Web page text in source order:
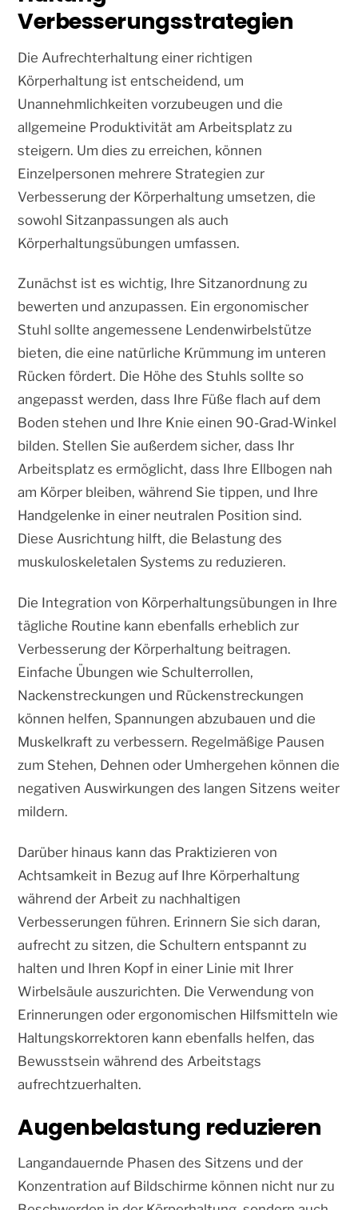
Verbesserungsstrategien
Die Aufrechterhaltung einer richtigen
Körperhaltung ist entscheidend, um
Unannehmlichkeiten vorzubeugen und die
allgemeine Produktivität am Arbeitsplatz zu
steigern. Um dies zu erreichen, können
Einzelpersonen mehrere Strategien zur
Verbesserung der Körperhaltung umsetzen, die
sowohl Sitzanpassungen als auch
Körperhaltungsübungen umfassen.
Zunächst ist es wichtig, Ihre Sitzanordnung zu
bewerten und anzupassen. Ein ergonomischer
Stuhl sollte angemessene Lendenwirbelstütze
bieten, die eine natürliche Krümmung im unteren
Rücken fördert. Die Höhe des Stuhls sollte so
angepasst werden, dass Ihre Füße flach auf dem
Boden stehen und Ihre Knie einen 90-Grad-Winkel
bilden. Stellen Sie außerdem sicher, dass Ihr
Arbeitsplatz es ermöglicht, dass Ihre Ellbogen nah
am Körper bleiben, während Sie tippen, und Ihre
Handgelenke in einer neutralen Position sind.
Diese Ausrichtung hilft, die Belastung des
muskuloskeletalen Systems zu reduzieren.
Die Integration von Körperhaltungsübungen in Ihre
tägliche Routine kann ebenfalls erheblich zur
Verbesserung der Körperhaltung beitragen.
Einfache Übungen wie Schulterrollen,
Nackenstreckungen und Rückenstreckungen
können helfen, Spannungen abzubauen und die
Muskelkraft zu verbessern. Regelmäßige Pausen
zum Stehen, Dehnen oder Umhergehen können die
negativen Auswirkungen des langen Sitzens weiter
mildern.
Darüber hinaus kann das Praktizieren von
Achtsamkeit in Bezug auf Ihre Körperhaltung
während der Arbeit zu nachhaltigen
Verbesserungen führen. Erinnern Sie sich daran,
aufrecht zu sitzen, die Schultern entspannt zu
halten und Ihren Kopf in einer Linie mit Ihrer
Wirbelsäule auszurichten. Die Verwendung von
Erinnerungen oder ergonomischen Hilfsmitteln wie
Haltungskorrektoren kann ebenfalls helfen, das
Bewusstsein während des Arbeitstags
aufrechtzuerhalten.
Augenbelastung reduzieren
Langandauernde Phasen des Sitzens und der
Konzentration auf Bildschirme können nicht nur zu